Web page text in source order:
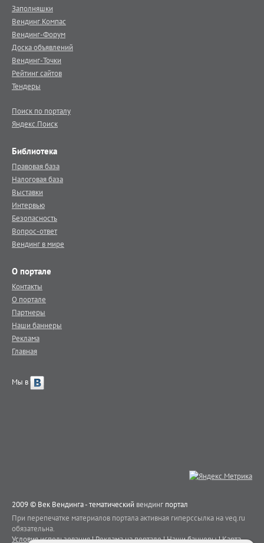
Заполняшки
Вендинг.Компас
Вендинг-Форум
Доска объявлений
Вендинг-Точки
Рейтинг сайтов
Тендеры
Поиск по порталу
Яндекс.Поиск
Библиотека
Правовая база
Налоговая база
Выставки
Интервью
Безопасность
Вопрос-ответ
Вендинг в мире
О портале
Контакты
О портале
Партнеры
Наши баннеры
Реклама
Главная
Мы в
2009 © Век Вендинга - тематический вендинг портал
При перепечатке материалов портала активная гиперссылка на veq.ru
обязательна.
Условия использования|Реклама на портале|Наши баннеры|Карта